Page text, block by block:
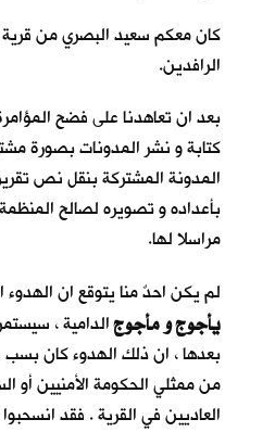
كان معكم سعيد البصري من قرية
الرافدين.
بعد ان تعاهدنا على فضح
كتابة و نشر المدونات بصورة
المدونة المشتركة بنقل نص
بأعداده و تصويره لصالح
مراسلا لها.
لم يكن احدٌ منا يتوقع ان
يأجوج و مأجوجالدامية ،
بعدها ، ان ذلك الهدوء كان
من ممثلي الحكومة الأمنيين أو
العاديين في القرية . فقد